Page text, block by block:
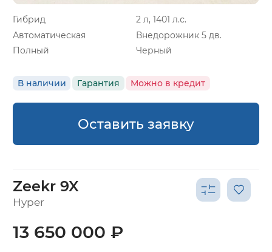
Гибрид
2 л, 1401 л.с.
Автоматическая
Внедорожник 5 дв.
Полный
Черный
В наличии Гарантия Можно в кредит
Оставить заявку
Zeekr 9X
Hyper
13 650 000 ₽